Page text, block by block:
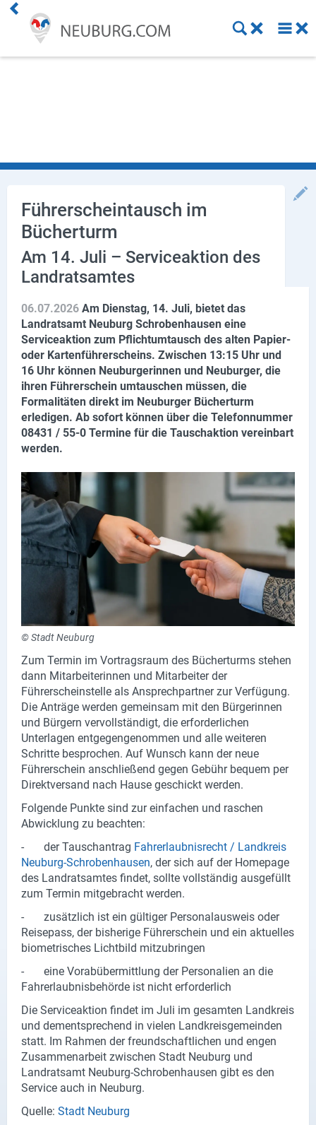
Führerscheintausch im
Bücherturm
Am 14. Juli – Serviceaktion des
Landratsamtes
06.07.2026 Am Dienstag, 14. Juli, bietet das
Landratsamt Neuburg Schrobenhausen eine
Serviceaktion zum Pflichtumtausch des alten Papier-
oder Kartenführerscheins. Zwischen 13:15 Uhr und
16 Uhr können Neuburgerinnen und Neuburger, die
ihren Führerschein umtauschen müssen, die
Formalitäten direkt im Neuburger Bücherturm
erledigen. Ab sofort können über die Telefonnummer
08431 / 55-0 Termine für die Tauschaktion vereinbart
werden.
© Stadt Neuburg
Zum Termin im Vortragsraum des Bücherturms stehen
dann Mitarbeiterinnen und Mitarbeiter der
Führerscheinstelle als Ansprechpartner zur Verfügung.
Die Anträge werden gemeinsam mit den Bürgerinnen
und Bürgern vervollständigt, die erforderlichen
Unterlagen entgegengenommen und alle weiteren
Schritte besprochen. Auf Wunsch kann der neue
Führerschein anschließend gegen Gebühr bequem per
Direktversand nach Hause geschickt werden.
Folgende Punkte sind zur einfachen und raschen
Abwicklung zu beachten:
- der Tauschantrag Fahrerlaubnisrecht / Landkreis
Neuburg-Schrobenhausen, der sich auf der Homepage
des Landratsamtes findet, sollte vollständig ausgefüllt
zum Termin mitgebracht werden.
- zusätzlich ist ein gültiger Personalausweis oder
Reisepass, der bisherige Führerschein und ein aktuelles
biometrisches Lichtbild mitzubringen
- eine Vorabübermittlung der Personalien an die
Fahrerlaubnisbehörde ist nicht erforderlich
Die Serviceaktion findet im Juli im gesamten Landkreis
und dementsprechend in vielen Landkreisgemeinden
statt. Im Rahmen der freundschaftlichen und engen
Zusammenarbeit zwischen Stadt Neuburg und
Landratsamt Neuburg-Schrobenhausen gibt es den
Service auch in Neuburg.
Quelle: Stadt Neuburg
Dienstleistung
Gesundheit
Freizeit
Stellenanzeigen
Lieferdienste
Premium
Neuburg App
Angebote
Aktuelles
Magazine
Veranstaltungen
Service
Marken
Produktgruppen
Partner
Firmen
Kontaktseite
Newsletter
AGB
Impressum
Datenschutz
Facebook
YouTube